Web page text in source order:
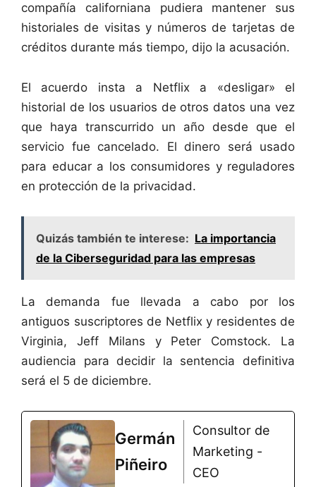
compañía californiana pudiera mantener sus
historiales de visitas y números de tarjetas de
créditos durante más tiempo, dijo la acusación.
El acuerdo insta a Netflix a «desligar» el
historial de los usuarios de otros datos una vez
que haya transcurrido un año desde que el
servicio fue cancelado. El dinero será usado
para educar a los consumidores y reguladores
en protección de la privacidad.
Quizás también te interese: La importancia
de la Ciberseguridad para las empresas
La demanda fue llevada a cabo por los
antiguos suscriptores de Netflix y residentes de
Virginia, Jeff Milans y Peter Comstock. La
audiencia para decidir la sentencia definitiva
será el 5 de diciembre.
Germán
Piñeiro
Consultor de
Marketing -
CEO